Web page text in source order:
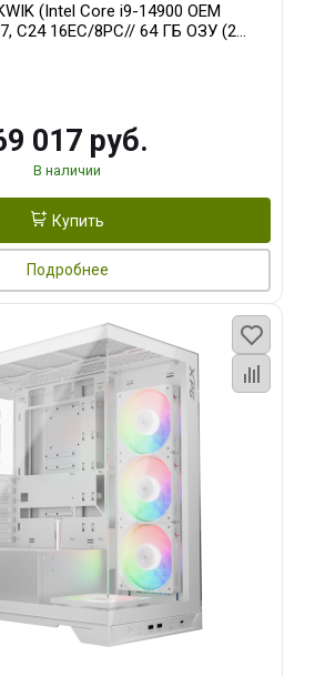
(Intel Core i9-14900 OEM
C24 16EC/8PC// 64 ГБ ОЗУ (2
GAMINGPRO OC 16GB GDDR7
017 руб.
В наличии
Купить
Подробнее